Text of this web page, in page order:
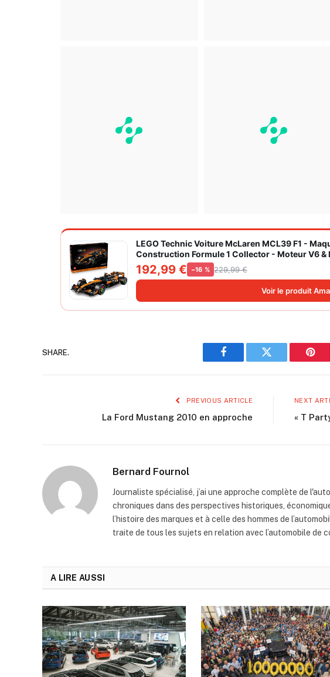
LEGO Technic Voiture McLaren MCL39 F1 -
Construction Formule 1 Collector - Moteur V6 &
de Sport Automobile 42228
192,99 € −16 % 229,99 €
Voir le produit
SHARE.
Facebook Twitter
PREVIOUS ARTICLE
La Ford Mustang 2010 en approche
NEXT
« T
Bernard Fournol
Journaliste spécialisé, j’ai une approche complète de
chroniques dans des perspectives historiques,
l’histoire des marques et à celle des hommes de
traite de tous les sujets en relation avec l’automobile de
A LIRE AUSSI